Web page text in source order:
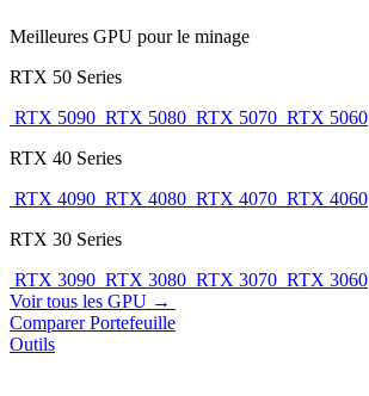
Meilleures GPU pour le minage
RTX 50 Series
RTX 5090 RTX 5080 RTX 5070 RTX 5060
RTX 40 Series
RTX 4090 RTX 4080 RTX 4070 RTX 4060
RTX 30 Series
RTX 3090 RTX 3080 RTX 3070 RTX 3060
Voir tous les GPU →
ComparerPortefeuille
Outils